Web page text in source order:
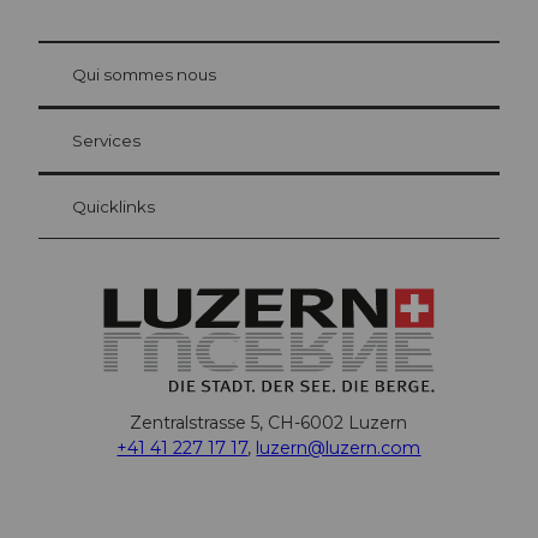
Carte d’hôte Lucerne
Vos avantages en tant qu'hôte pour la nuit
at Bre
Qui sommes nous
Services
Quicklinks
Zentralstrasse 5, CH-6002 Luzern
+41 41 227 17 17, luzern@luzern.com